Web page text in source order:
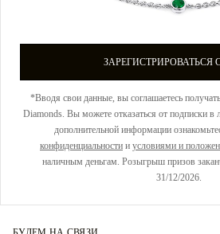
ЗАРЕГИСТРИРОВАТЬСЯ
*Вводя свои данные, вы соглашаетесь
Diamonds. Вы можете отказаться от подписки
дополнительной информации
конфиденциальности и условиями и
наличным деньгам. Розыгрыш призов
31/12/2026.